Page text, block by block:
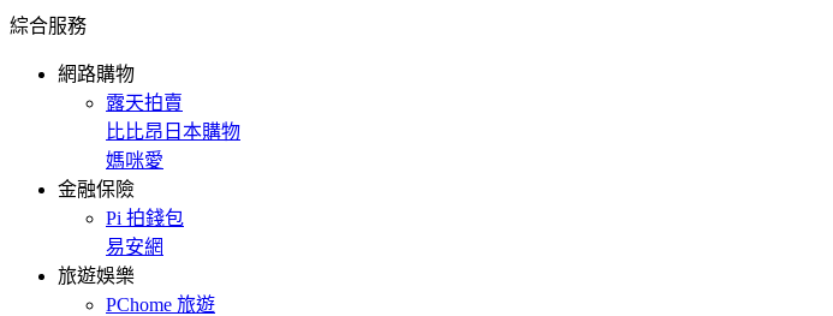
綜合服務
網路購物
露天拍賣
比比昂日本購物
媽咪愛
金融保險
Pi 拍錢包
易安網
旅遊娛樂
PChome 旅遊